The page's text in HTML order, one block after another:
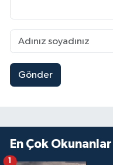
Gönder
En Çok Okunanlar
1